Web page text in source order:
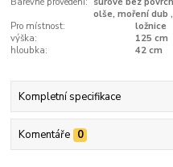
olše, moření dub
Pro místnost:
ložnice
výška:
125 cm
hloubka:
42 cm
Kompletní specifikace
Komentáře 0